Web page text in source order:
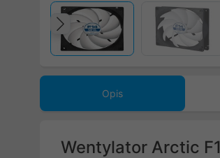
Poprzedni
Opis
Wentylator Arctic